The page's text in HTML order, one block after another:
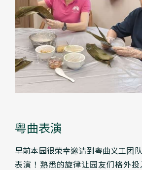
粤曲表演
早前本园很荣幸邀请到粤曲义工团
表演！熟悉的旋律让园友们格外